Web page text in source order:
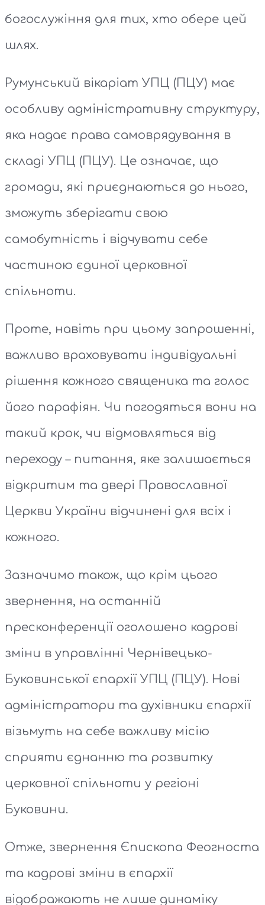
богослужіння для тих, хто обере цей
шлях.
Румунський вікаріат УПЦ (ПЦУ) має
особливу адміністративну структуру,
яка надає права самоврядування в
складі УПЦ (ПЦУ). Це означає, що
громади, які приєднаються до нього,
зможуть зберігати свою
самобутність і відчувати себе
частиною єдиної церковної
спільноти.
Проте, навіть при цьому запрошенні,
важливо враховувати індивідуальні
рішення кожного священика та голос
його парафіян. Чи погодяться вони на
такий крок, чи відмовляться від
переходу – питання, яке залишається
відкритим та двері Православної
Церкви України відчинені для всіх і
кожного.
Зазначимо також, що крім цього
звернення, на останній
пресконференції оголошено кадрові
зміни в управлінні Чернівецько-
Буковинської єпархії УПЦ (ПЦУ). Нові
адміністратори та духівники єпархії
візьмуть на себе важливу місію
сприяти єднанню та розвитку
церковної спільноти у регіоні
Буковини.
Отже, звернення Єпископа Феогноста
та кадрові зміни в єпархії
відображають не лише динаміку